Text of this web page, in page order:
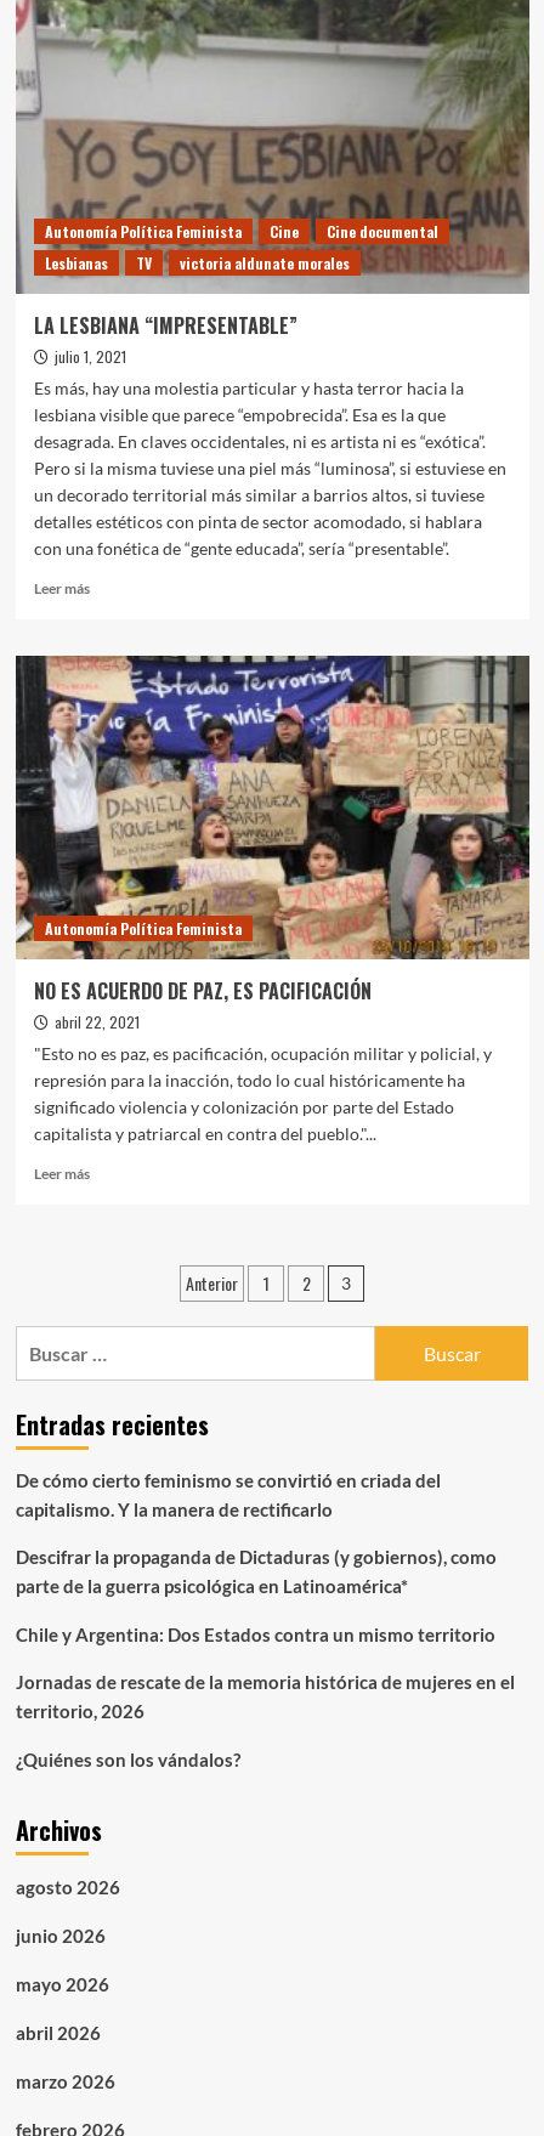
DE
MUJER,
RIESGO
Violencia
Estructural
y
las
trampas
del
“Género”
2018-
libro
completo)
Autonomía Política Feminista Cine
Cine documental
Lesbianas
TV victoria aldunate morales
LA LESBIANA “IMPRESENTABLE”
julio 1, 2021
Es más, hay una molestia particular y hasta terror hacia la
lesbiana visible que parece “empobrecida”. Esa es la que
desagrada. En claves occidentales, ni es artista ni es “exótica”.
Pero si la misma tuviese una piel más “luminosa”, si estuviese en
un decorado territorial más similar a barrios altos, si tuviese
detalles estéticos con pinta de sector acomodado, si hablara
con una fonética de “gente educada”, sería “presentable”.
Leer másLeer
LA
LESBIANA
“IMPRESENTABLE”
Autonomía Política Feminista
NO ES ACUERDO DE PAZ, ES PACIFICACIÓN
abril 22, 2021
"Esto no es paz, es pacificación, ocupación militar y policial, y
represión para la inacción, todo lo cual históricamente ha
significado violencia y colonización por parte del Estado
capitalista y patriarcal en contra del pueblo."...
Leer másLeer
PAZ,
ES
PACIFICACIÓN
Paginación
de
entradas
Anterior 1 2 3
Entradas recientes
De cómo cierto feminismo se convirtió en criada del
capitalismo. Y la manera de rectificarlo
Descifrar la propaganda de Dictaduras (y gobiernos), como
parte de la guerra psicológica en Latinoamérica*
Chile y Argentina: Dos Estados contra un mismo territorio
Jornadas de rescate de la memoria histórica de mujeres en el
territorio, 2026
¿Quiénes son los vándalos?
Archivos
agosto 2026
junio 2026
mayo 2026
abril 2026
marzo 2026
febrero 2026